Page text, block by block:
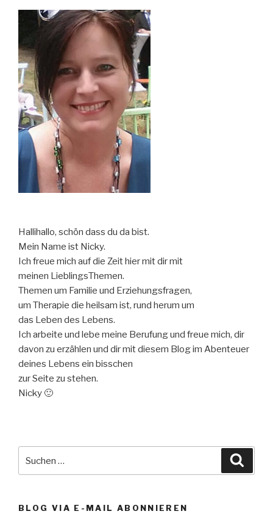
Hallihallo, schön dass du da bist.
Mein Name ist Nicky.
Ich freue mich auf die Zeit hier mit dir mit
meinen LieblingsThemen.
Themen um Familie und Erziehungsfragen,
um Therapie die heilsam ist, rund herum um
das Leben des Lebens.
Ich arbeite und lebe meine Berufung und freue mich, dir
davon zu erzählen und dir mit diesem Blog im Abenteuer
deines Lebens ein bisschen
zur Seite zu stehen.
Nicky 🙂
nach:
BLOG VIA E-MAIL ABONNIEREN